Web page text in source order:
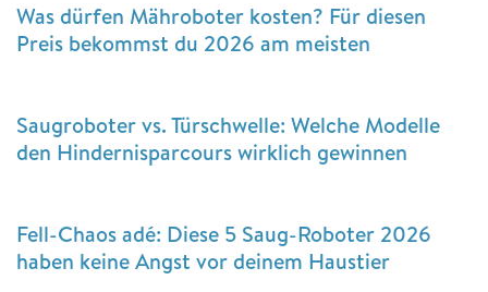
Was dürfen Mähroboter kosten? Für diesen
Preis bekommst du 2026 am meisten
Saugroboter vs. Türschwelle: Welche Modelle
den Hindernisparcours wirklich gewinnen
Fell-Chaos adé: Diese 5 Saug-Roboter 2026
haben keine Angst vor deinem Haustier